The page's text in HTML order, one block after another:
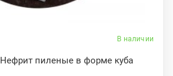
В наличии
пиленые в форме куба